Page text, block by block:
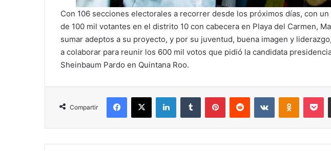
Con 106 secciones electorales a recorrer desde los próximos días, con
de 100 mil votantes en el distrito 10 con cabecera en Playa del Carmen,
sumar adeptos a su proyecto, y por su juventud, buena imagen y
a colaborar para reunir los 600 mil votos que pidió la candidata
Sheinbaum Pardo en Quintana Roo.
Compartir
Facebook
X LinkedInTumblr PinterestReddit VKontakte